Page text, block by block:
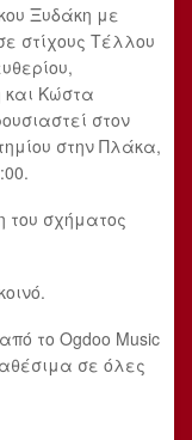
Ξυδάκη με
στίχους Τέλλου
Κώστα
στον
στην Πλάκα,
του σχήματος
το Ogdoo Music
σε όλες